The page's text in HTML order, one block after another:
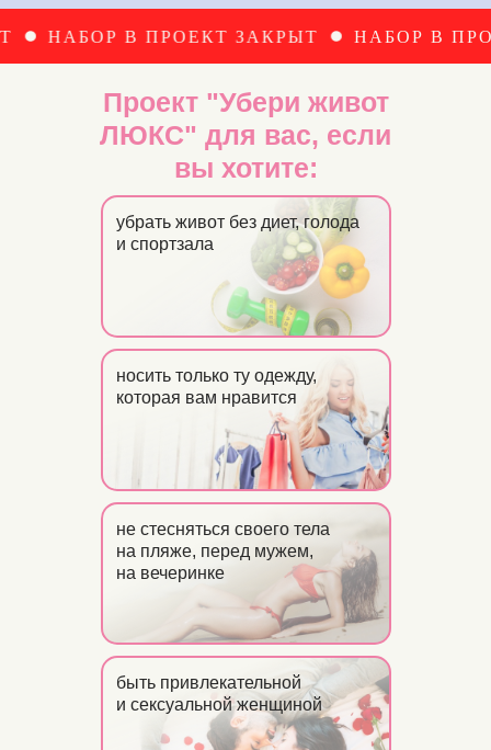
В ПРОЕКТ ЗАКРЫТ НАБОР В ПРОЕКТ
Проект "Убери живот
ЛЮКС" для вас, если
вы хотите:
убрать живот без диет, голода
и спортзала
носить только ту одежду,
которая вам нравится
не стесняться своего тела
на пляже, перед мужем,
на вечеринке
быть привлекательной
и сексуальной женщиной